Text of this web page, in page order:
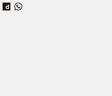
YouTube
Dailymotion